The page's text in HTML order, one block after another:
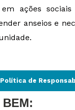
em ações sociais
anseios e
de
BEM: